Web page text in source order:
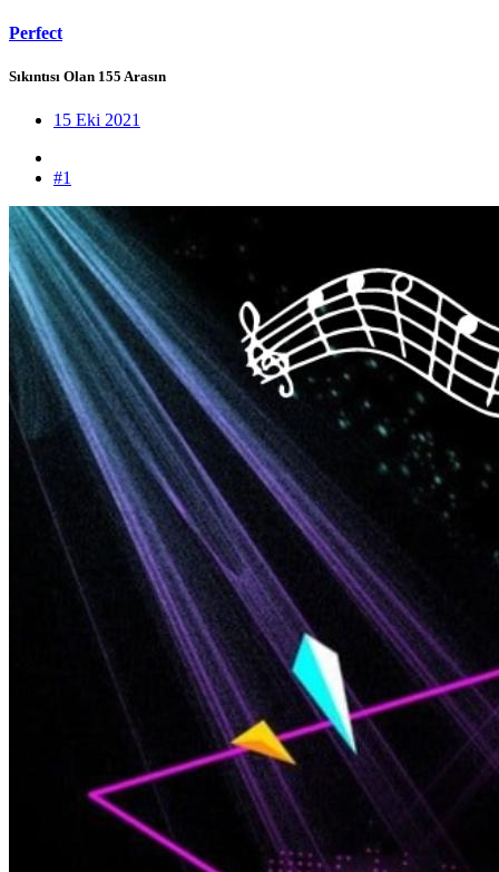
Perfect
Sıkıntısı Olan 155 Arasın
15 Eki 2021
#1